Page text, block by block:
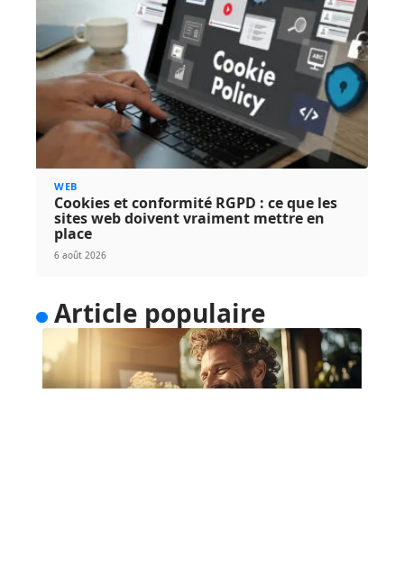
WEB
Cookies et conformité RGPD : ce que les
sites web doivent vraiment mettre en
place
6 août 2026
Article populaire